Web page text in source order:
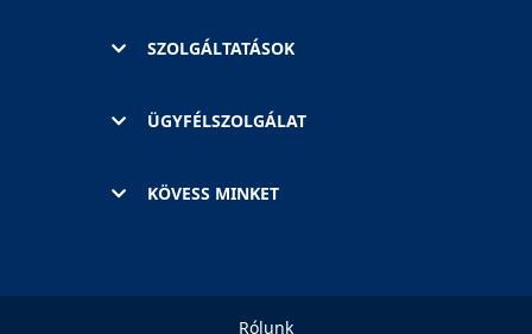
SZOLGÁLTATÁSOK
ÜGYFÉLSZOLGÁLAT
KÖVESS MINKET
Rólunk